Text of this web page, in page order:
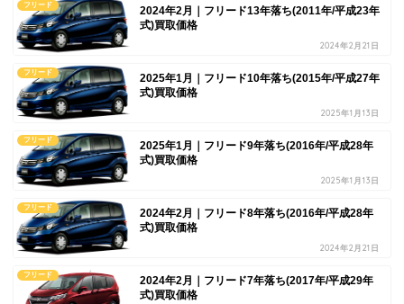
フリード
2024年2月｜フリード13年落ち(2011年/平成23年
式)買取価格
2024年2月21日
フリード
2025年1月｜フリード10年落ち(2015年/平成27年
式)買取価格
2025年1月13日
フリード
2025年1月｜フリード9年落ち(2016年/平成28年
式)買取価格
2025年1月13日
フリード
2024年2月｜フリード8年落ち(2016年/平成28年
式)買取価格
2024年2月21日
フリード
2024年2月｜フリード7年落ち(2017年/平成29年
式)買取価格